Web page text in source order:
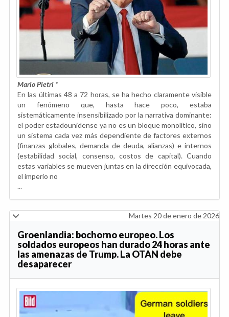
Mario Pietri *
En las últimas 48 a 72 horas, se ha hecho claramente visible
un fenómeno que, hasta hace poco, estaba
sistemáticamente insensibilizado por la narrativa dominante:
el poder estadounidense ya no es un bloque monolítico, sino
un sistema cada vez más dependiente de factores externos
(finanzas globales, demanda de deuda, alianzas) e internos
(estabilidad social, consenso, costos de capital). Cuando
estas variables se mueven juntas en la dirección equivocada,
el imperio no
...
Martes 20 de enero de 2026
Groenlandia: bochorno europeo. Los
soldados europeos han durado 24 horas ante
las amenazas de Trump. La OTAN debe
desaparecer